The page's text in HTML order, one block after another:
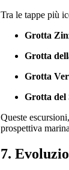
Tra le tappe più
Grotta
Grotta
Grotta
Grotta del
Queste
prospettiva
7.